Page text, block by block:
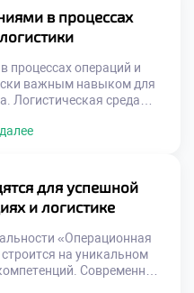
целей в задачи
Многие организации
разрыва между […]
в процессах
процессах операций и
важным навыком для
Логистическая среда
эффективность и
— это норма профессии.
из-за человеческого
решения не […]
для успешной
и логистике
«Операционная
на уникальном
Современный